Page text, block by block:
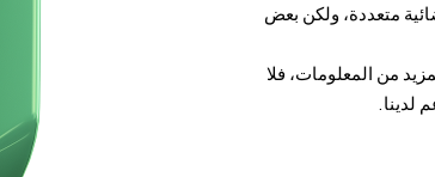
متعددة، ولكن بعض
من المعلومات، فلا
لدينا.